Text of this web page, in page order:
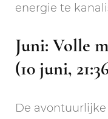
energie te
Juni: Volle
(10 juni,
De